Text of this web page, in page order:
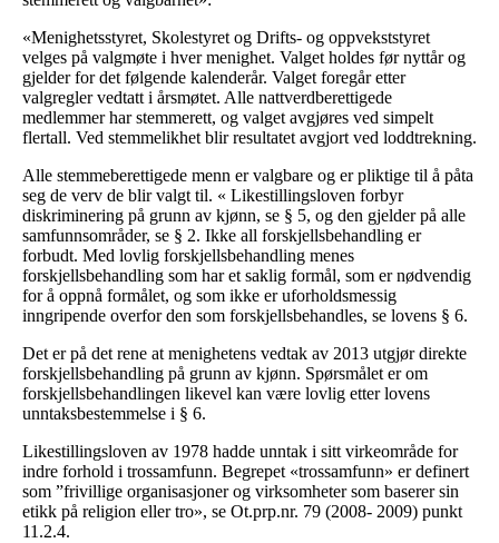
«Menighetsstyret, Skolestyret og Drifts- og oppvekststyret
velges på valgmøte i hver menighet. Valget holdes før nyttår og
gjelder for det følgende kalenderår. Valget foregår etter
valgregler vedtatt i årsmøtet. Alle nattverdberettigede
medlemmer har stemmerett, og valget avgjøres ved simpelt
flertall. Ved stemmelikhet blir resultatet avgjort ved loddtrekning.
Alle stemmeberettigede menn er valgbare og er pliktige til å påta
seg de verv de blir valgt til. « Likestillingsloven forbyr
diskriminering på grunn av kjønn, se § 5, og den gjelder på alle
samfunnsområder, se § 2. Ikke all forskjellsbehandling er
forbudt. Med lovlig forskjellsbehandling menes
forskjellsbehandling som har et saklig formål, som er nødvendig
for å oppnå formålet, og som ikke er uforholdsmessig
inngripende overfor den som forskjellsbehandles, se lovens § 6.
Det er på det rene at menighetens vedtak av 2013 utgjør direkte
forskjellsbehandling på grunn av kjønn. Spørsmålet er om
forskjellsbehandlingen likevel kan være lovlig etter lovens
unntaksbestemmelse i § 6.
Likestillingsloven av 1978 hadde unntak i sitt virkeområde for
indre forhold i trossamfunn. Begrepet «trossamfunn» er definert
som ”frivillige organisasjoner og virksomheter som baserer sin
etikk på religion eller tro», se Ot.prp.nr. 79 (2008- 2009) punkt
11.2.4.